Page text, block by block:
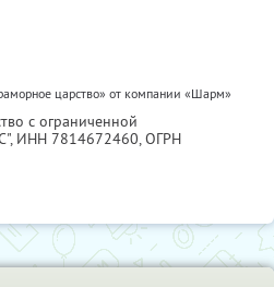
царство» от компании «Шарм»
с ограниченной
ИНН 7814672460, ОГРН